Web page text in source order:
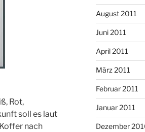
Rot,
soll es laut
nach
August 2011
Juni 2011
April 2011
März 2011
Februar 2011
Januar 2011
Dezember